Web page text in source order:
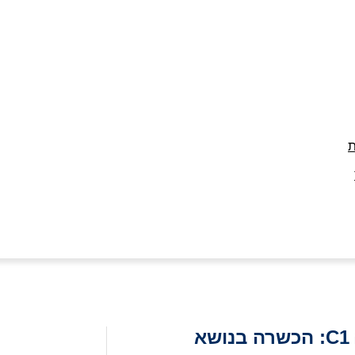
השתלמות מיוחדת לבעלי רישיון נהיגה C1: הכשרה בנושא